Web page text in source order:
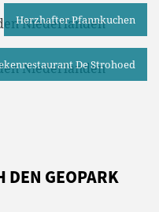
Herzhafter Pfannkuchen
De Strohoed
DEN GEOPARK